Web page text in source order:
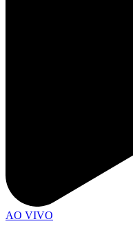
AO VIVO